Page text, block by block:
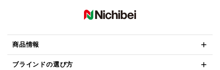
商品情報
ブラインドの選び方